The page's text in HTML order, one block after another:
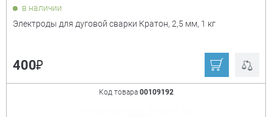
Показать только
в наличии
Электроды для дуговой сварки Кратон, 2,5 мм, 1 кг
400₽
Код товара 00109192